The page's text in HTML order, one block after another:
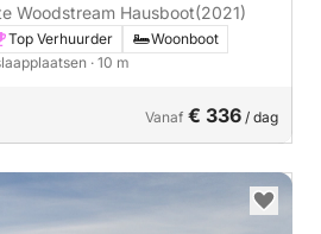
Woodstream Hausboot(2021)
Top Verhuurder
Woonboot
· 10 m
Vanaf € 336 / dag